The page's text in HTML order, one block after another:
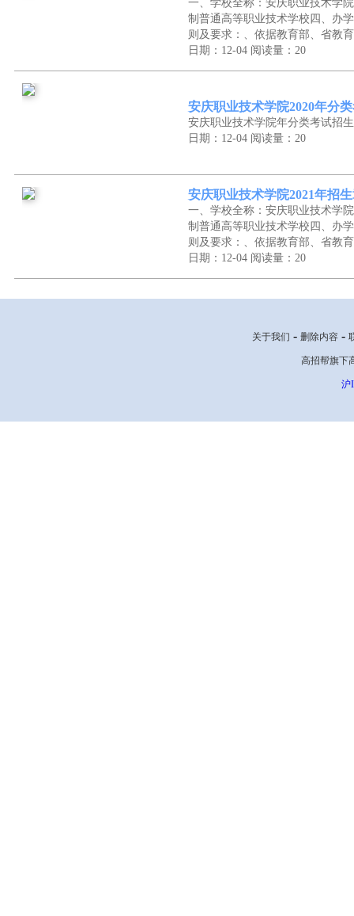
一、学校全称：安庆职业技术学
制普通高等职业技术学校四、办
则及要求：、依据教育部、省教
日期：12-04 阅读量：20
安庆职业技术学院2020年分
安庆职业技术学院年分类考试招
日期：12-04 阅读量：20
安庆职业技术学院2021年招
一、学校全称：安庆职业技术学
制普通高等职业技术学校四、办
则及要求：、依据教育部、省教
日期：12-04 阅读量：20
关于我们 -删除内容 -
高招帮旗下
沪